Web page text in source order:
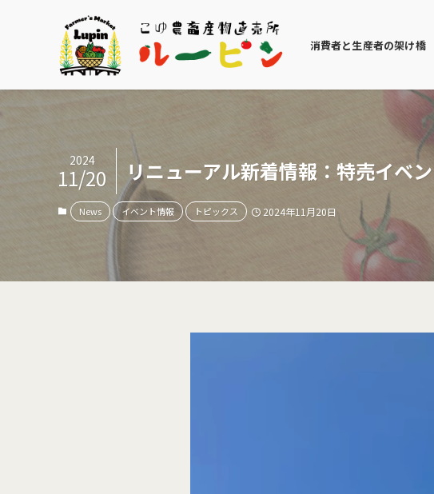
消費者と生産者の架け橋
リニューアル新着情報：特売イベ
2024
11/20
News イベント情報 トピックス 2024年11月20日